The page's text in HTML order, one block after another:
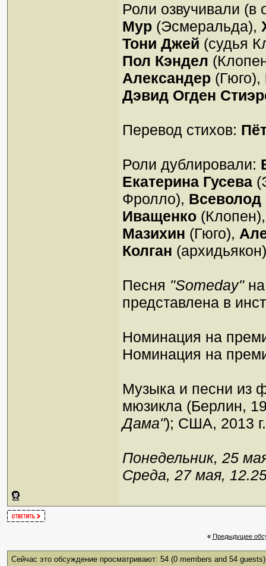
Роли озвучивали (в
Мур (Эсмеральда),
Тони Джей (судья
Пол Кэндел
Александер (Гюго),
Дэвид Огден
Перевод стихов:
Роли дублировали:
Екатерина Гусева
Фролло), Всеволод
Иващенко
Мазихин (Гюго),
Колган
Песня "Someday"на
представлена в
Номинация на
Номинация на
Музыка и песни из
мюзикла (Берлин,
Дама"); США, 2013
Понедельник, 25
Среда, 27 мая,
« Предыдущее
Сейчас это обсуждение просматривают: 54 (0 members and 54 guests)